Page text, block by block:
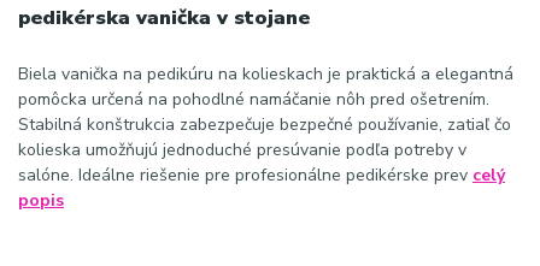
pedikérska vanička v stojane
Biela vanička na pedikúru na kolieskach je praktická a elegantná
pomôcka určená na pohodlné namáčanie nôh pred ošetrením.
Stabilná konštrukcia zabezpečuje bezpečné používanie, zatiaľ čo
kolieska umožňujú jednoduché presúvanie podľa potreby v
salóne. Ideálne riešenie pre profesionálne pedikérske prev celý
popis